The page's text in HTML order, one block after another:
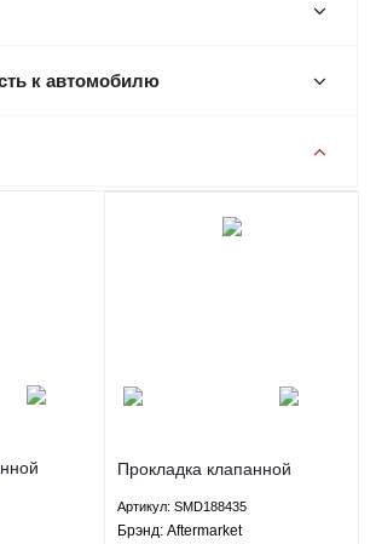
к автомобилю
Прокладка клапанной
SMD188435 Aftermarket
Артикул: SMD188435
Брэнд: Aftermarket